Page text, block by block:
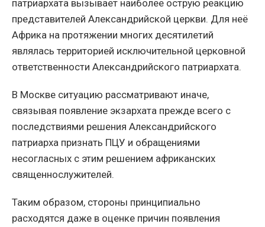
патриархата вызывает наиболее острую реакцию
представителей Александрийской церкви. Для неё
Африка на протяжении многих десятилетий
являлась территорией исключительной церковной
ответственности Александрийского патриархата.
В Москве ситуацию рассматривают иначе,
связывая появление экзархата прежде всего с
последствиями решения Александрийского
патриарха признать ПЦУ и обращениями
несогласных с этим решением африканских
священнослужителей.
Таким образом, стороны принципиально
расходятся даже в оценке причин появления